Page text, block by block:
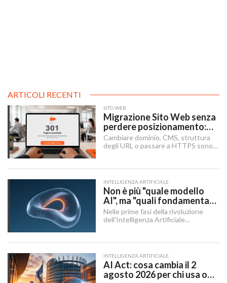
ARTICOLI RECENTI
SITO WEB
Migrazione Sito Web senza
perdere posizionamento:
Redirect 301, URL e
Checklist SEO
Cambiare dominio, CMS, struttura
degli URL o passare a HTTPS sono i
ricerca.
INTELLIGENZA ARTIFICIALE
Non è più "quale modello
AI", ma "quali fondamenta":
dati, infrastruttura,
governance
Nelle prime fasi della rivoluzione
dell'Intelligenza Artificiale
"Quale modello dobbiamo usare?".
INTELLIGENZA ARTIFICIALE
AI Act: cosa cambia il 2
agosto 2026 per chi usa o